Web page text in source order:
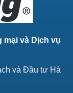
mại và Dịch vụ
và Đầu tư Hà